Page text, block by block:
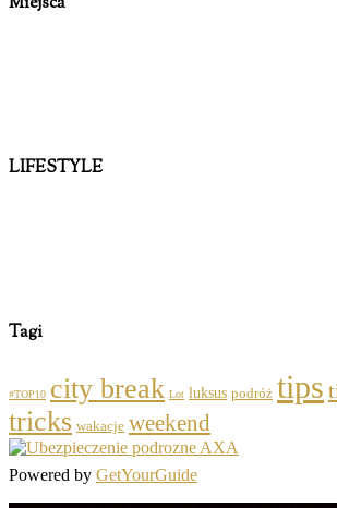
LIFESTYLE
Tagi
#TOP10 city break Lot luksus podróż tips
tricks wakacje weekend
Powered by GetYourGuide